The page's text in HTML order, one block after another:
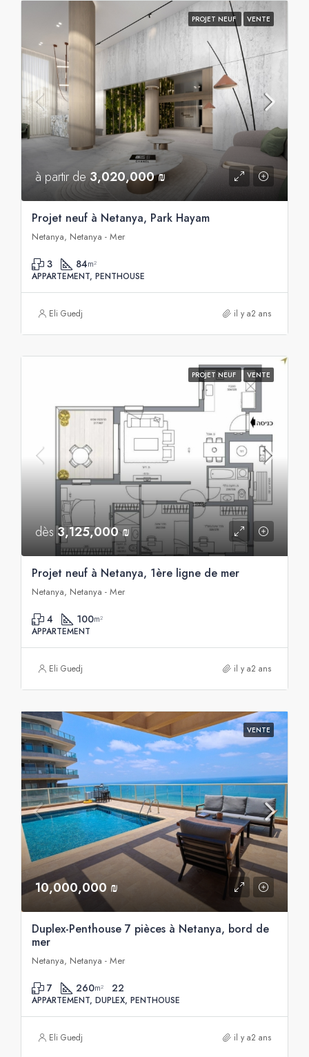
PROJET NEUF VENTE
à partir de3,020,000 ₪
Projet neuf à Netanya, Park Hayam
Netanya, Netanya - Mer
3 84m²
APPARTEMENT, PENTHOUSE
Eli Guedj il y a2 ans
PROJET NEUF VENTE
dès3,125,000 ₪
Projet neuf à Netanya, 1ère ligne de mer
Netanya, Netanya - Mer
4 100m²
APPARTEMENT
Eli Guedj il y a2 ans
VENTE
10,000,000 ₪
Duplex-Penthouse 7 pièces à Netanya, bord de
mer
Netanya, Netanya - Mer
7 260m² 22
APPARTEMENT, DUPLEX, PENTHOUSE
Eli Guedj il y a2 ans